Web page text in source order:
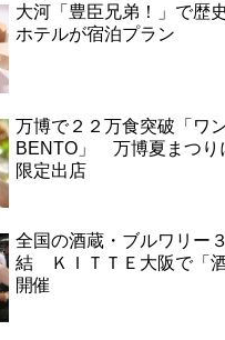
大河「豊臣兄弟！」で歴
ホテルが宿泊プラン
万博で２２万食突破「ワ
BENTO」 万博夏まつり
限定出店
全国の酒蔵・ブルワリー
結 ＫＩＴＴＥ大阪で「
開催